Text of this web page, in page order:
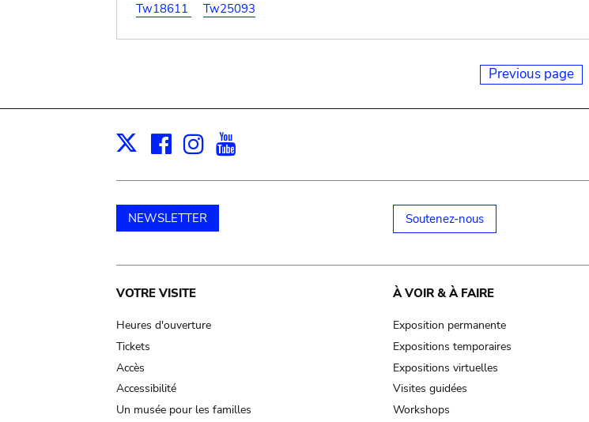
Tw18611
Tw25093
Previous page
X Facebook
Instagram
NEWSLETTER Soutenez-nous
Main
navigation
VOTRE VISITE
Heures d'ouverture
Tickets
Accès
Accessibilité
Un musée pour les familles
À VOIR & À FAIRE
Exposition permanente
Expositions temporaires
Expositions virtuelles
Visites guidées
Workshops